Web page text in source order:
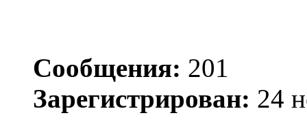
Сообщения: 201
Зарегистрирован: 24